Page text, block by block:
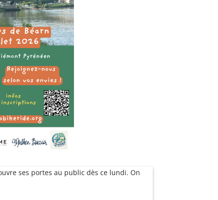
ses portes au public dès ce lundi. On